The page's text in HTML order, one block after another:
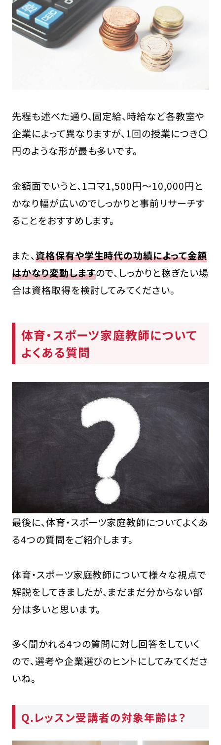
先程も述べた通り、固定給、時給など各教室や
企業によって異なりますが、1回の授業につき〇
円のような形が最も多いです。
金額面でいうと、1コマ1,500円〜10,000円と
かなり幅が広いのでしっかりと事前リサーチす
ることをおすすめします。
また、資格保有や学生時代の功績によって金額
はかなり変動しますので、しっかりと稼ぎたい場
合は資格取得を検討してみてください。
体育・スポーツ家庭教師について
よくある質問
最後に、体育・スポーツ家庭教師についてよくあ
る4つの質問をご紹介します。
体育・スポーツ家庭教師について様々な視点で
解説をしてきましたが、まだまだ分からない部
分は多いと思います。
多く聞かれる4つの質問に対し回答をしていく
ので、選考や企業選びのヒントにしてみてくださ
いね。
Q.レッスン受講者の対象年齢は？